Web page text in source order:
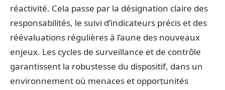
réactivité. Cela passe par la désignation claire des
responsabilités, le suivi d’indicateurs précis et des
réévaluations régulières à l’aune des nouveaux
enjeux. Les cycles de surveillance et de contrôle
garantissent la robustesse du dispositif, dans un
environnement où menaces et opportunités